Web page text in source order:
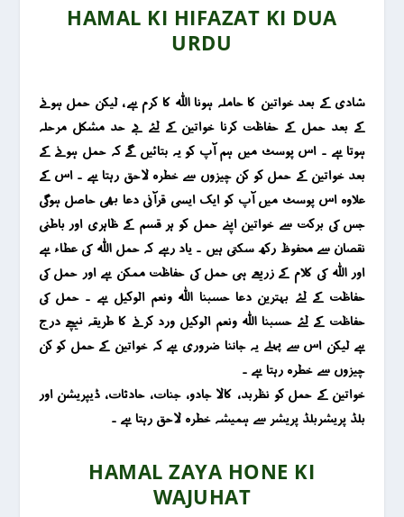
HAMAL KI HIFAZAT KI DUA
URDU
شادی کے بعد خواتین کا حاملہ ہونا اللہ کا کرم ہے ، لیکن حمل ہونے
کے بعد حمل کے حفاظت کرنا خواتین کے لئے بے حد مشکل مرحلہ
ہوتا ہے ۔ اس پوسٹ میں ہم آپ کو یہ بتائیں گے کہ حمل ہونے کے
بعد خواتین کے حمل کو کن چیزوں سے خطرہ لاحق رہتا ہے ۔ اس کے
علاوہ اس پوسٹ میں آپ کو ایک ایسی قرآنی دعا بھی حاصل ہوگی
جس کی برکت سے خواتین اپنے حمل کو ہر قسم کے ظاہری اور باطنی
نقصان سے محفوظ رکھ سکتی ہیں ۔ یاد رہے کہ حمل اللہ کی عطاء ہے
اور اللہ کی کلام کے زریعے ہی حمل کی حفاظت ممکن ہے اور حمل کی
حفاظت کے لئے بہترین دعا حسبنا اللہ ونعم الوکیل ہے ۔ حمل کی
حفاظت کے لئے حسبنا اللہ ونعم الوکیل ورد کرنے کا طریقہ نیچے درج
ہے لیکن اس سے پہلے یہ جاننا ضروری ہے کہ خواتین کے حمل کو کن
چیزوں سے خطرہ رہتا ہے ۔
خواتین کے حمل کو نظربد ، کالا جادو ، جنات ، حادثات ، ڈیپریشن اور
بلڈ پریشربلڈ پریشر سے ہمیشہ خطرہ لاحق رہتا ہے ۔
HAMAL ZAYA HONE KI
WAJUHAT